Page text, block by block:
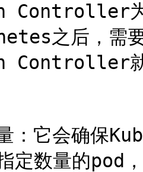
为
之后，需
就
：它会确保
指定数量的